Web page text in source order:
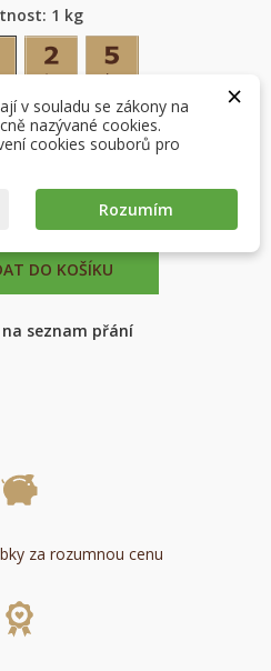
1 kg
1 kg 2 kg
Počet
DO KOŠÍKU
seznam přání
za rozumnou cenu
přání
přání
Vytvořit seznam přání
si mohli výrobky uložit do
přání.
Přihlásit se
×
v souladu se zákony na
nazývané cookies.
cookies souborů pro
Rozumím